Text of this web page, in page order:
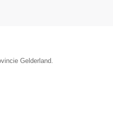
Gelderland.